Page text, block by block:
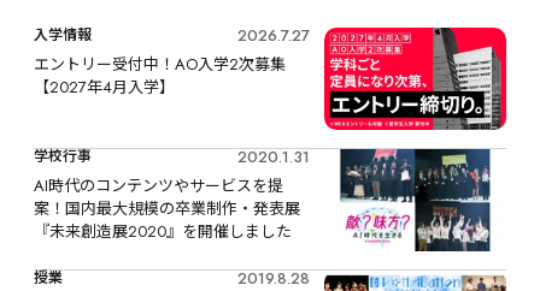
入学情報
2026.7.27
エントリー受付中！AO入学2次募集
【2027年4月入学】
学校行事
2020.1.31
AI時代のコンテンツやサービスを提
案！国内最大規模の卒業制作・発表展
『未来創造展2020』を開催しました
授業
2019.8.28